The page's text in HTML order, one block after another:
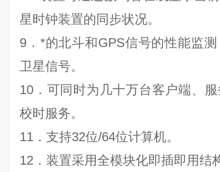
星时钟装置的同步状况。
9 ．*的北斗和GPS信号的性能监
卫星信号。
10 ．可同时为几十万台客户端、
校时服务。
11 ．支持32位/64位计算机。
12 ．装置采用全模块化即插即用结